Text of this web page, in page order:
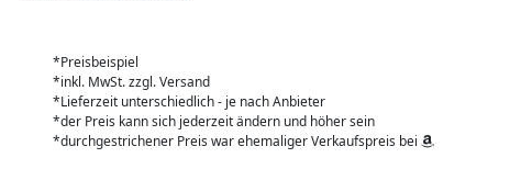
*Preisbeispiel
*inkl. MwSt. zzgl. Versand
*Lieferzeit unterschiedlich - je nach Anbieter
*der Preis kann sich jederzeit ändern und höher sein
*durchgestrichener Preis war ehemaliger Verkaufspreis bei